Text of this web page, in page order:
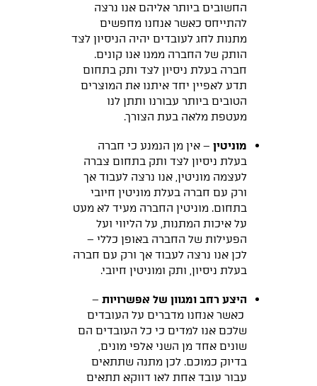
החשובים ביותר אליהם אנו נרצה
להתייחס כאשר אנחנו מחפשים
מתנות לחג לעובדים יהיה הניסיון לצד
הותק של החברה ממנו אנו קונים.
חברה בעלת ניסיון לצד ותק בתחום
תדע לאפיין יחד איתנו את המוצרים
הטובים ביותר עבורנו ותתן לנו
מעטפת מלאה בעת הצורך.
מוניטין – אין מן הנמנע כי חברה
בעלת ניסיון לצד ותק בתחום צברה
לעצמה מוניטין, אנו נרצה לעבוד אך
ורק עם חברה בעלת מוניטין חיובי
בתחום. מוניטין החברה מעיד לא מעט
על איכות המתנות, על הליווי ועל
הפעילות של החברה באופן כללי –
לכן אנו נרצה לעבוד אך ורק עם חברה
בעלת ניסיון, ותק ומוניטין חיובי.
היצע רחב ומגוון של אפשרויות –
כאשר אנחנו מדברים על העובדים
שלכם אנו למדים כי כל העובדים הם
שונים אחד מן השני אלפי מונים,
בדיוק כמוכם. לכן מתנה שתתאים
עבור עובד אחת לאו דווקא תתאים